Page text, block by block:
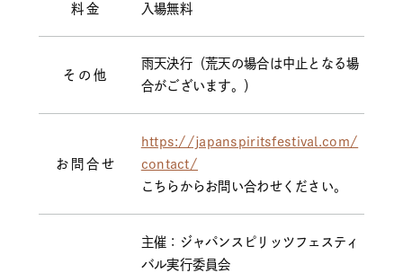
料金 入場無料
その他
雨天決行（荒天の場合は中止となる場
合がございます。）
お問合せ
https://japanspiritsfestival.com/
contact/
こちらからお問い合わせください。
主催：ジャパンスピリッツフェスティ
バル実行委員会